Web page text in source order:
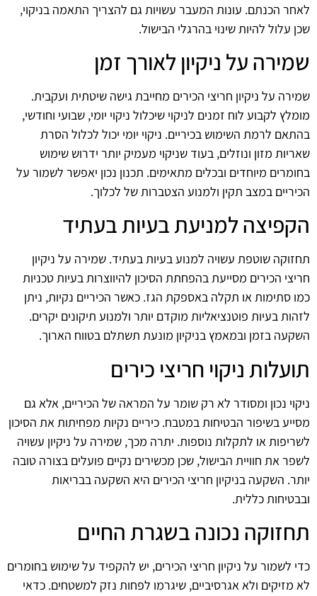
לאחר הכנתם. עונות המעבר עשויות גם להצריך התאמה בניקוי,
שכן עלול להיות שינוי בהרגלי הבישול.
שמירה על ניקיון לאורך זמן
שמירה על ניקיון חריצי הכירים מחייבת גישה שיטתית ועקבית.
מומלץ לקבוע לוח זמנים לניקוי שיכלול ניקוי יומי, שבועי וחודשי,
בהתאם לרמת השימוש בכיריים. ניקוי יומי יכול לכלול הסרת
שאריות מזון ונוזלים, בעוד שניקוי מעמיק יותר ידרוש שימוש
בחומרים מיוחדים ובכלים מתאימים. תכנון נכון יאפשר לשמור על
הכיריים במצב תקין ולמנוע הצטברות של לכלוך.
הקפיצה למניעת בעיות בעתיד
תחזוקה שוטפת עשויה למנוע בעיות בעתיד. שמירה על ניקיון
חריצי הכירים מסייעת בהפחתת הסיכון להיווצרות בעיות טכניות
כמו סתימות או תקלה באספקת הגז. כאשר הכיריים נקיות, ניתן
לזהות בעיות פוטנציאליות מוקדם יותר ולמנוע תיקונים יקרים.
השקעה בזמן ובמאמץ בניקיון מונעת תשתלם בטווח הארוך.
תועלות ניקוי חריצי כירים
ניקוי נכון ומסודר לא רק שומר על המראה של הכיריים, אלא גם
מסייע בשיפור הבטיחות במטבח. כיריים נקיות מפחיתות את הסיכון
לשריפות או לתקלות נוספות. יתרה מכך, שמירה על ניקיון עשויה
לשפר את חוויית הבישול, שכן מכשירים נקיים פועלים בצורה טובה
יותר. השקעה בניקיון חריצי הכירים היא השקעה בבריאות
ובבטיחות כללית.
תחזוקה נכונה בשגרת החיים
כדי לשמור על ניקיון חריצי הכירים, יש להקפיד על שימוש בחומרים
לא מזיקים ולא אגרסיביים, שיגרמו לפחות נזק למשטחים. כדאי